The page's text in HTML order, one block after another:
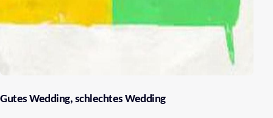
Gutes Wedding, schlechtes Wedding